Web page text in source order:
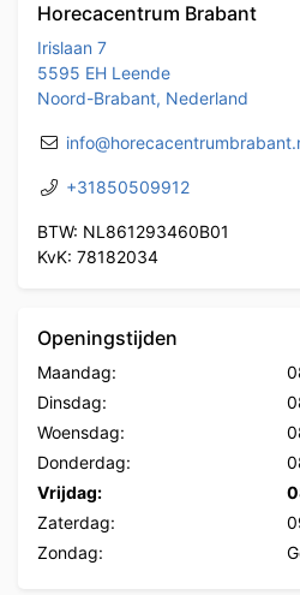
Horecacentrum Brabant
Irislaan 7
5595 EH Leende
Noord-Brabant, Nederland
+31850509912
BTW: NL861293460B01
KvK: 78182034
Openingstijden
Maandag:
Dinsdag:
Woensdag:
Donderdag:
Vrijdag:
Zaterdag:
Zondag: